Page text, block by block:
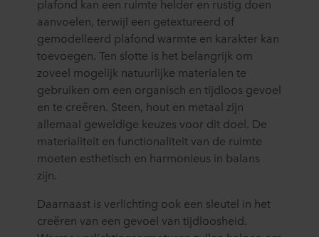
plafond kan een ruimte helder en rustig doen
aanvoelen, terwijl een getextureerd of
gemodelleerd plafond warmte en karakter kan
toevoegen. Ten slotte is het belangrijk om
zoveel mogelijk natuurlijke materialen te
gebruiken om een organisch en tijdloos gevoel
en te creëren. Steen, hout en metaal zijn
allemaal geweldige keuzes voor dit doel. De
materialiteit en functionaliteit van de ruimte
moeten esthetisch en harmonieus in balans
zijn.
Daarnaast is verlichting ook een sleutel in het
creëren van een gevoel van tijdloosheid.